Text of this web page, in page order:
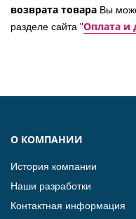
возврата товара Вы
разделе сайта "Оплата и
О КОМПАНИИ
История компании
Наши разработки
Контактная информация